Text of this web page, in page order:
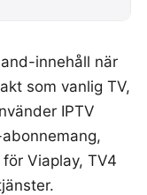
innehåll när
som vanlig TV,
IPTV
Viaplay, TV4